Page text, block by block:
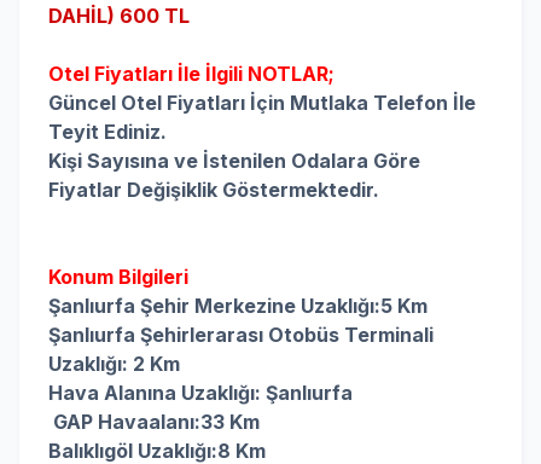
DAHİL) 600 TL
Otel Fiyatları İle İlgili NOTLAR;
Güncel Otel Fiyatları İçin Mutlaka Telefon İle
Teyit Ediniz.
Kişi Sayısına ve İstenilen Odalara Göre
Fiyatlar Değişiklik Göstermektedir.
Konum Bilgileri
Şanlıurfa Şehir Merkezine Uzaklığı:5 Km
Şanlıurfa Şehirlerarası Otobüs Terminali
Uzaklığı: 2 Km
Hava Alanına Uzaklığı: Şanlıurfa
GAP Havaalanı:33 Km
Balıklıgöl Uzaklığı:8 Km